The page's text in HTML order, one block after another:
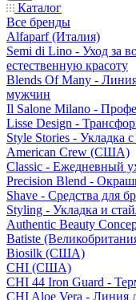
Каталог
Все бренды
Alfaparf (Италия)
Semi di Lino - Уход за
естественную красоту
Blends Of Many -
мужчин
Il Salone Milano -
Lisse Design -
Style Stories - Укладка
American Crew (США)
Classic - Ежедневный
Precision Blend -
Shave - Средства для
Styling - Укладка и
Authentic Beauty
Batiste
Biosilk (США)
CHI (США)
CHI 44 Iron Guard -
CHI Aloe Vera - Линия